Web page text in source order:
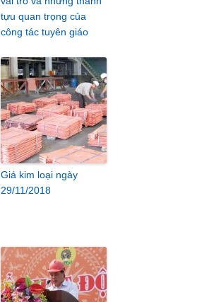
tựu quan trọng của
công tác tuyên giáo
Giá kim loại ngày
29/11/2018